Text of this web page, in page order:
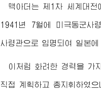
맥아더는 제1차 세계대
1941년 7월에 미극동군사
사령관으로 임명되여 일본
이처럼 화려한 경력을 가
직접 계획하고 총지휘하였